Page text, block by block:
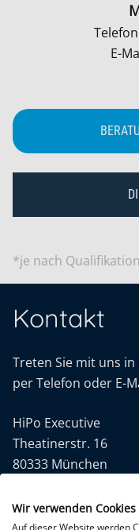
E-
*je nach
Kontakt
Treten Sie mit uns
per Telefon oder E-
HiPo Executive
Theatinerstr. 16
80333 München
Wir verwenden Cookies
Auf dieser Website werden